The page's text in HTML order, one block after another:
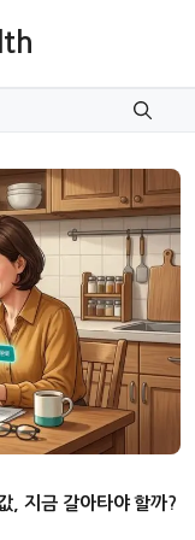
, 지금 갈아타야 할까?